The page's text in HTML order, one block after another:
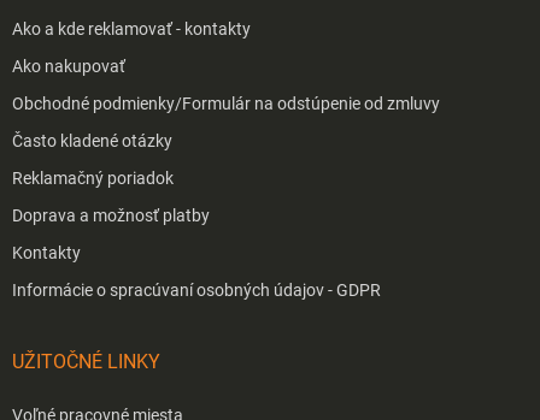
Ako a kde reklamovať - kontakty
Ako nakupovať
Obchodné podmienky/Formulár na odstúpenie od zmluvy
Často kladené otázky
Reklamačný poriadok
Doprava a možnosť platby
Kontakty
Informácie o spracúvaní osobných údajov - GDPR
UŽITOČNÉ LINKY
Voľné pracovné miesta